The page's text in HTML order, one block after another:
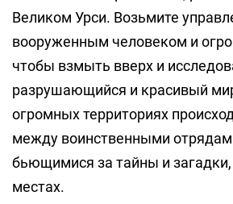
Великом Урси. Возьмите
вооруженным человеком и
чтобы взмыть вверх и
разрушающийся и красивый
огромных территориях
между воинственными
бьющимися за тайны и
местах.